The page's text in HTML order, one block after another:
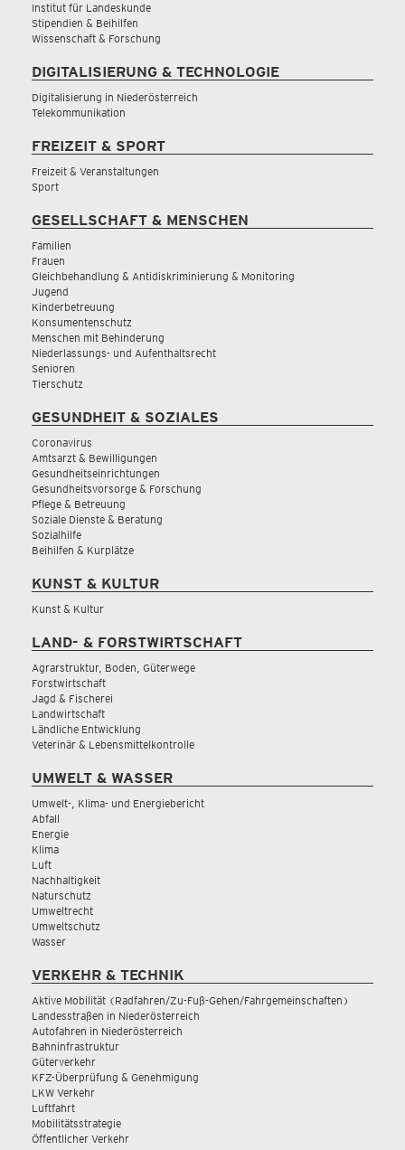
Institut für Landeskunde
Stipendien & Beihilfen
Wissenschaft & Forschung
DIGITALISIERUNG & TECHNOLOGIE
Digitalisierung in Niederösterreich
Telekommunikation
FREIZEIT & SPORT
Freizeit & Veranstaltungen
Sport
GESELLSCHAFT & MENSCHEN
Familien
Frauen
Gleichbehandlung & Antidiskriminierung & Monitoring
Jugend
Kinderbetreuung
Konsumentenschutz
Menschen mit Behinderung
Niederlassungs- und Aufenthaltsrecht
Senioren
Tierschutz
GESUNDHEIT & SOZIALES
Coronavirus
Amtsarzt & Bewilligungen
Gesundheitseinrichtungen
Gesundheitsvorsorge & Forschung
Pflege & Betreuung
Soziale Dienste & Beratung
Sozialhilfe
Beihilfen & Kurplätze
KUNST & KULTUR
Kunst & Kultur
LAND- & FORSTWIRTSCHAFT
Agrarstruktur, Boden, Güterwege
Forstwirtschaft
Jagd & Fischerei
Landwirtschaft
Ländliche Entwicklung
Veterinär & Lebensmittelkontrolle
UMWELT & WASSER
Umwelt-, Klima- und Energiebericht
Abfall
Energie
Klima
Luft
Nachhaltigkeit
Naturschutz
Umweltrecht
Umweltschutz
Wasser
VERKEHR & TECHNIK
Aktive Mobilität (Radfahren/Zu-Fuß-Gehen/Fahrgemeinschaften)
Landesstraßen in Niederösterreich
Autofahren in Niederösterreich
Bahninfrastruktur
Güterverkehr
KFZ-Überprüfung & Genehmigung
LKW Verkehr
Luftfahrt
Mobilitätsstrategie
Öffentlicher Verkehr